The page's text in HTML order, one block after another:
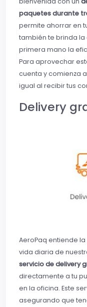
paquetes durante
permite ahorrar en
también te brinda
primera mano la
Para aprovechar
cuenta y comienza
igual al recibir tus
Delivery
AeroPaq entiende
vida diaria de
servicio de delivery
directamente a tu
en la oficina. Este
asegurando que